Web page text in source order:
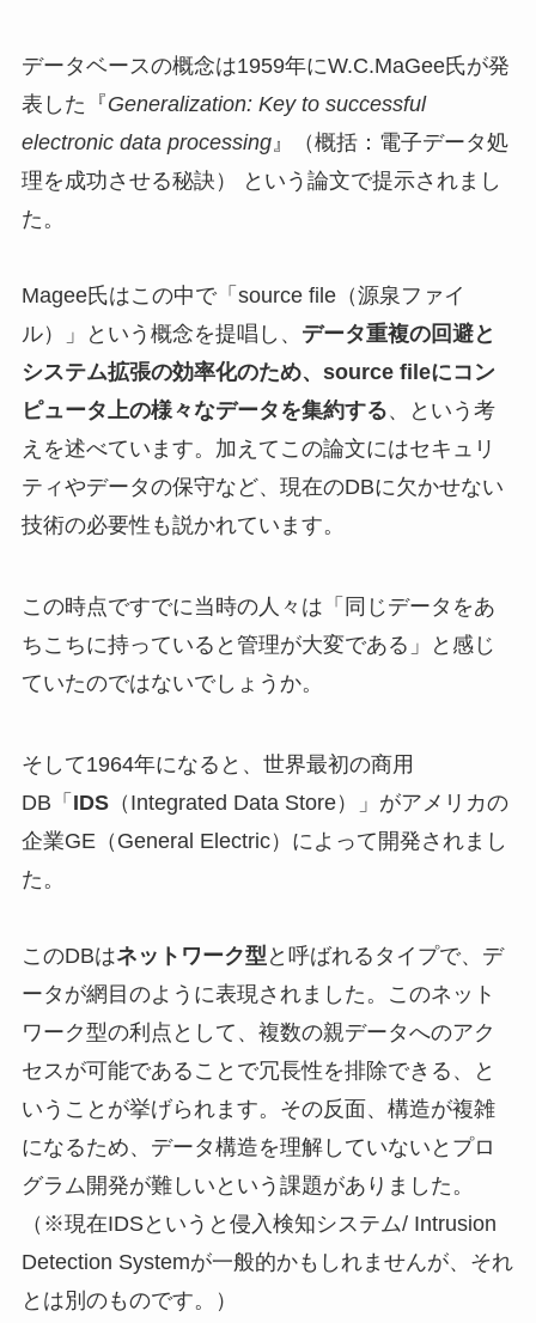
データベースの概念は1959年にW.C.MaGee氏が発
表した『Generalization: Key to successful
electronic data processing』（概括：電子データ処
理を成功させる秘訣） という論文で提示されまし
た。
Magee氏はこの中で「source file（源泉ファイ
ル）」という概念を提唱し、 データ重複の回避と
システム拡張の効率化のため、source fileにコン
ピュータ上の様々なデータを集約する、という考
えを述べています。加えてこの論文にはセキュリ
ティやデータの保守など、現在のDBに欠かせない
技術の必要性も説かれています。
この時点ですでに当時の人々は「同じデータをあ
ちこちに持っていると管理が大変である」と感じ
ていたのではないでしょうか。
そして1964年になると、世界最初の商用
DB「 IDS（Integrated Data Store）」がアメリカの
企業GE（General Electric）によって開発されまし
た。
このDBはネットワーク型 と呼ばれるタイプで、デ
ータが網目のように表現されました。このネット
ワーク型の利点として、複数の親データへのアク
セスが可能であることで冗長性を排除できる、と
いうことが挙げられます。その反面、構造が複雑
になるため、データ構造を理解していないとプロ
グラム開発が難しいという課題がありました。
（※現在IDSというと侵入検知システム/ Intrusion
Detection Systemが一般的かもしれませんが、それ
とは別のものです。）